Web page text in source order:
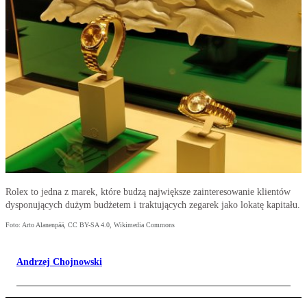
Rolex to jedna z marek, które budzą największe zainteresowanie klientów
dysponujących dużym budżetem i traktujących zegarek jako lokatę kapitału.
Foto: Arto Alanenpää, CC BY-SA 4.0, Wikimedia Commons
Andrzej Chojnowski